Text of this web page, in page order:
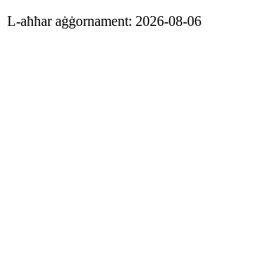
L-aħħar aġġornament: 2026-08-06